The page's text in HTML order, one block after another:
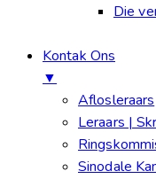
Die
Kontak Ons
▼
Aflosleraars
Leraars |
Sinodale